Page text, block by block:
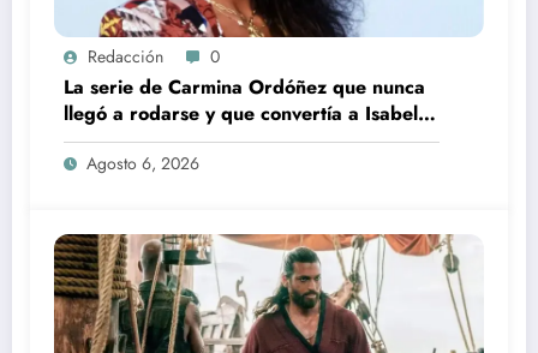
Redacción 0
La serie de Carmina Ordóñez que nunca
llegó a rodarse y que convertía a Isabel
Pantoja en la gran antagonista
Agosto 6, 2026